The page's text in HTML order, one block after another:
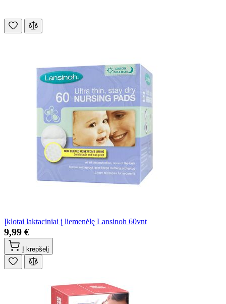
Įklotai laktaciniai į liemenėlę Lansinoh 60vnt
9,99 €
Į krepšelį